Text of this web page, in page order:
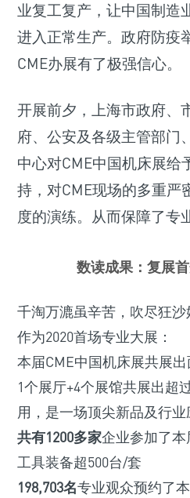
业复工复产，让中国制造
进入正常生产。政府防疫
CME办展有了极强信心。
开展前夕，上海市政府、
府、公安及各级主管部门
中心对CME中国机床展给
持，对CME现场的多重严
度的演练。从而保障了专
数读成果：复展
千淘万漉虽辛苦，吹尽狂沙
作为2020首场专业大展：
本届CME中国机床展共展出
1个展厅+4个展馆共展出超
用，是一场顶尖新品及行
共有1200多家企业参加了
工具装备超500台/套
198,703名专业观众预约了